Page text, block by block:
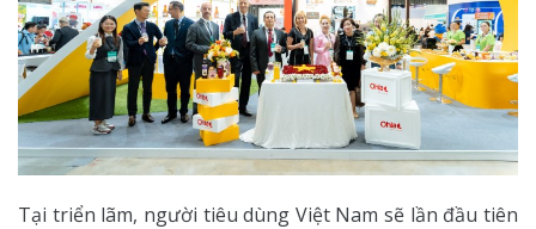
Tại triển lãm, người tiêu dùng Việt Nam sẽ lần đầu tiên